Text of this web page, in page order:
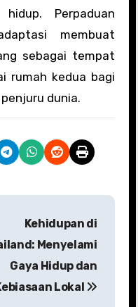
Perpaduan
membuat
sebagai tempat
rumah kedua bagi
dunia.
Kehidupan di
Menyelami
Gaya Hidup dan
Lokal